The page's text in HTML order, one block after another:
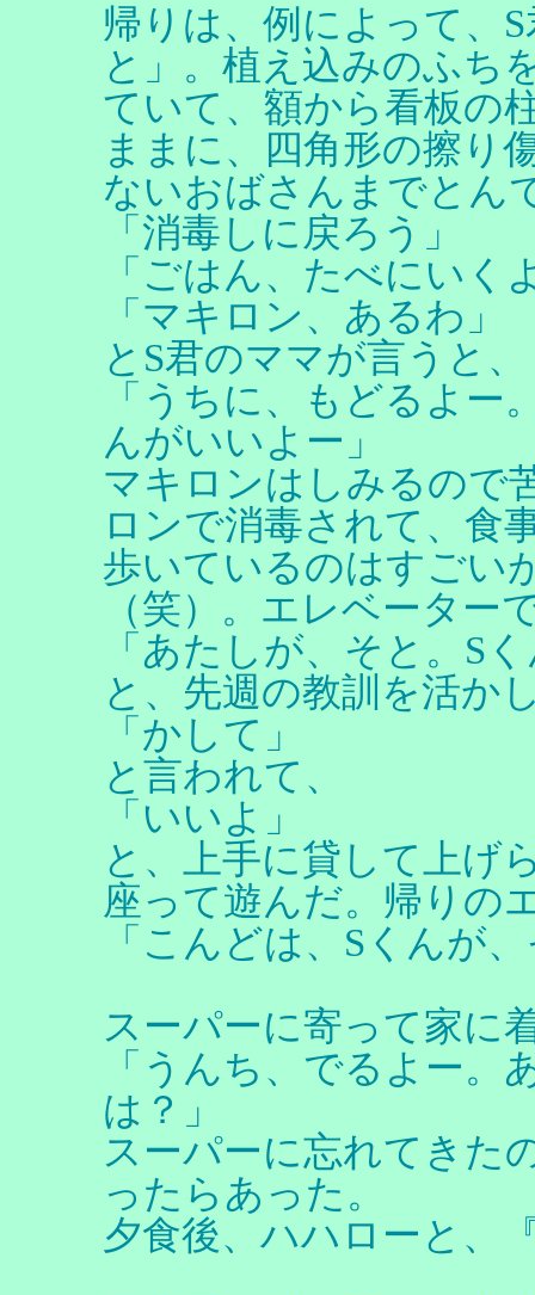
帰りは、例によって、
と」。植え込みのふち
ていて、額から看板の
ままに、四角形の擦り
ないおばさんまでとん
「消毒しに戻ろう」
「ごはん、たべにいく
「マキロン、あるわ」
とS君のママが言うと、
「うちに、もどるよー
んがいいよー」
マキロンはしみるので
ロンで消毒されて、食
歩いているのはすごい
（笑）。エレベーター
「あたしが、そと。S
と、先週の教訓を活か
「かして」
と言われて、
「いいよ」
と、上手に貸して上げ
座って遊んだ。帰りの
「こんどは、Sくんが
スーパーに寄って家に
「うんち、でるよー。
は？」
スーパーに忘れてきた
ったらあった。
夕食後、ハハローと、